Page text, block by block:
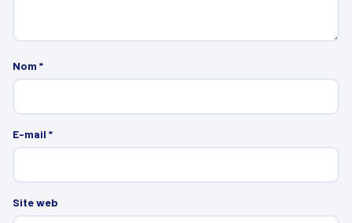
Nom *
E-mail *
Site web